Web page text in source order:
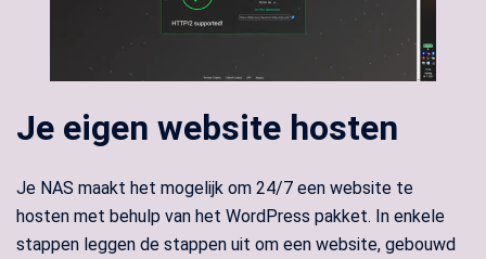
Je eigen website hosten
Je NAS maakt het mogelijk om 24/7 een website te
hosten met behulp van het WordPress pakket. In enkele
stappen leggen de stappen uit om een website, gebouwd